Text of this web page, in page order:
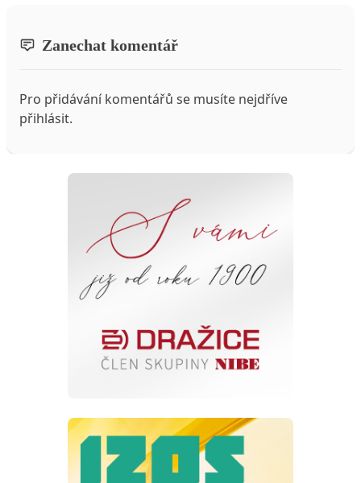
Zanechat komentář
Pro přidávání komentářů se musíte nejdříve
přihlásit.